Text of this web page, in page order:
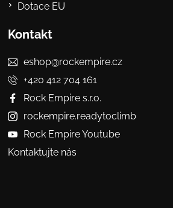
Dotace EU
Kontakt
eshop@rockempire.cz
+420 412 704 161
Rock Empire s.r.o.
rockempire.readytoclimb
Rock Empire Youtube
Kontaktujte nás